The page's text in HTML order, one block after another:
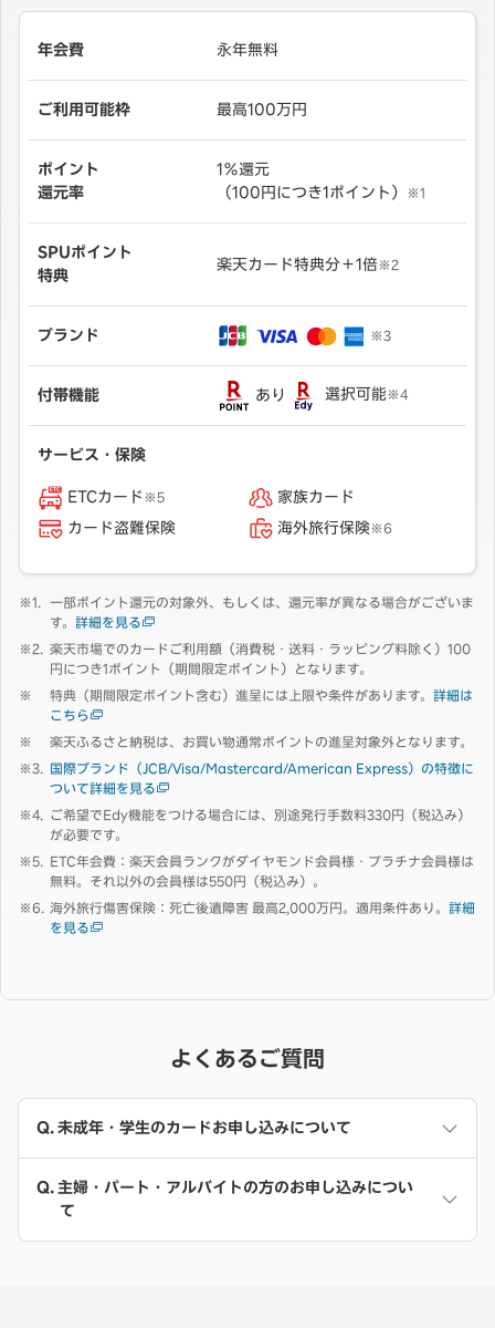
年会費 永年無料
ご利用可能枠 最高100万円
ポイント
還元率
1％還元
（100円につき1ポイント）
※1
SPUポイント
特典
楽天カード特典分＋1倍※2
ブランド ※3
付帯機能 あり 選択可能※4
サービス・保険
ETCカード ※5
家族カード
カード盗難保険
海外旅行保険※6
一部ポイント還元の対象外、もしくは、還元率が異なる場合がございま
す。 詳細を見る
楽天市場でのカードご利用額（消費税・送料・ラッピング料除く）100
円につき1ポイント（期間限定ポイント）となります。
特典（期間限定ポイント含む）進呈には上限や条件があります。 詳細は
こちら
楽天ふるさと納税は、お買い物通常ポイントの進呈対象外となります。
国際ブランド（JCB/Visa/Mastercard/American Express）の特徴に
ついて詳細を見る
ご希望でEdy機能をつける場合には、別途発行手数料330円（税込み）
が必要です。
ETC年会費：楽天会員ランクがダイヤモンド会員様・プラチナ会員様は
無料。それ以外の会員様は550円（税込み）。
海外旅行傷害保険：死亡後遺障害 最高2,000万円。適用条件あり。 詳細
を見る
よくあるご質問
未成年・学生のカードお申し込みについて
主婦・パート・アルバイトの方のお申し込みについ
て